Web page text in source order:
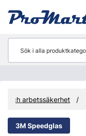
och arbetssäkerhet
3M Speedglas